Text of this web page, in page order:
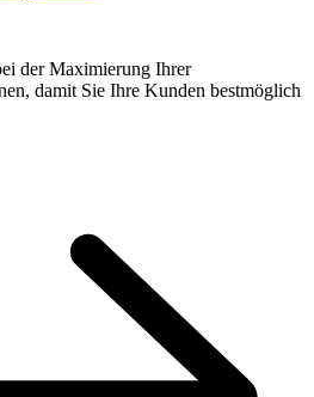
der Maximierung Ihrer
damit Sie Ihre Kunden bestmöglich